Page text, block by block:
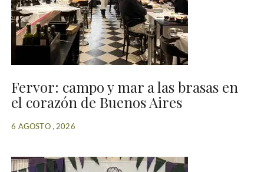
Fervor: campo y mar a las brasas en
el corazón de Buenos Aires
6 AGOSTO , 2026